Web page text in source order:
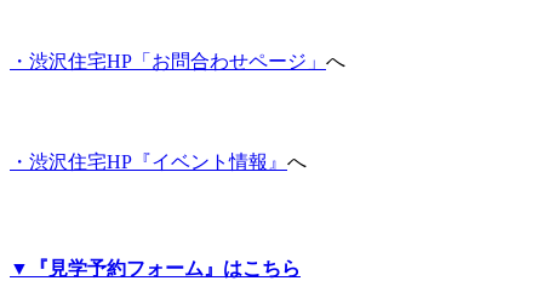
・渋沢住宅HP「お問合わせページ」 へ
・渋沢住宅HP『イベント情報 』 へ
▼『見学予約フォーム』はこちら